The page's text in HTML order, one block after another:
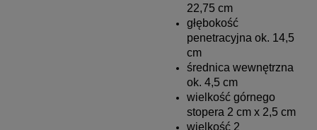
22,75 cm
głębokość
penetracyjna ok. 14,5
cm
średnica wewnętrzna
ok. 4,5 cm
wielkość górnego
stopera 2 cm x 2,5 cm
wielkość 2